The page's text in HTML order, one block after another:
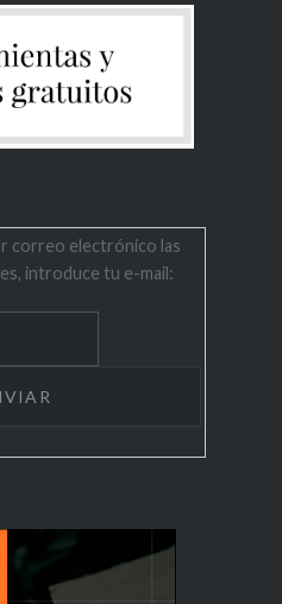
correo electrónico las
introduce tu e-mail: